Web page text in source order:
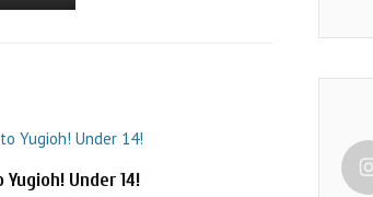
Yugioh! Under 14!